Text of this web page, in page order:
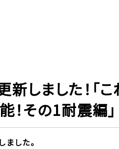
新しました！「
！その1耐震編」
した。